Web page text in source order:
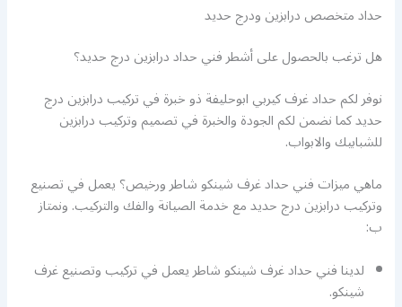
حداد متخصص درابزين ودرج حديد
هل ترغب بالحصول على أشطر فني حداد درابزين درج حديد؟
نوفر لكم حداد غرف كيربي ابوحليفة ذو خبرة في تركيب درابزين درج
حديد كما نضمن لكم الجودة والخبرة في تصميم وتركيب درابزين
للشبابيك والابواب.
ماهي ميزات فني حداد غرف شينكو شاطر ورخيص؟ يعمل في تصنيع
وتركيب درابزين درج حديد مع خدمة الصيانة والفك والتركيب. ونمتاز
ب:
لدينا فني حداد غرف شينكو شاطر يعمل في تركيب وتصنيع غرف
شينكو.